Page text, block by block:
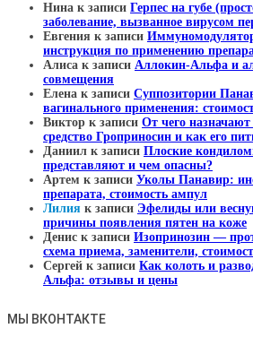
Нина к записи Герпес на губе
заболевание, вызванное вирусом
Евгения к записи
инструкция по применению
Алиса к записи Аллокин-Альфа и
совмещения
Елена к записи Суппозитории
вагинального применения:
Виктор к записи От чего
средство Гроприносин и как его
Даниил к записи Плоские
представляют и чем опасны?
Артем к записи Уколы Панавир:
препарата, стоимость ампул
Лилия к записи Эфелиды или
причины появления пятен на коже
Денис к записи Изопринозин —
схема приема, заменители,
Сергей к записи Как колоть и
Альфа: отзывы и цены
МЫ ВКОНТАКТЕ